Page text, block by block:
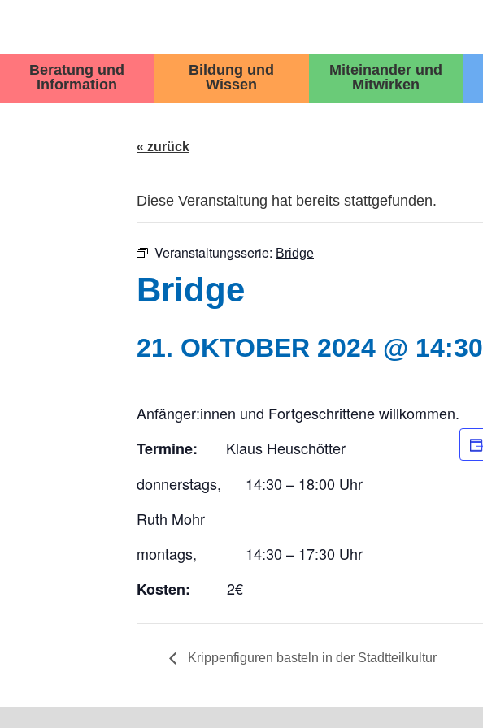
Beratung und
Information
Bildung und
Wissen
Miteinander und
Mitwirken
« zurück
Diese Veranstaltung hat bereits stattgefunden.
Veranstaltungsserie: Bridge
Bridge
21. OKTOBER 2024 @ 14:30
Anfänger:innen und Fortgeschrittene willkommen.
Termine: Klaus Heuschötter
donnerstags, 14:30 – 18:00 Uhr
Ruth Mohr
montags, 14:30 – 17:30 Uhr
Kosten: 2€
Krippenfiguren basteln in der Stadtteilkultur